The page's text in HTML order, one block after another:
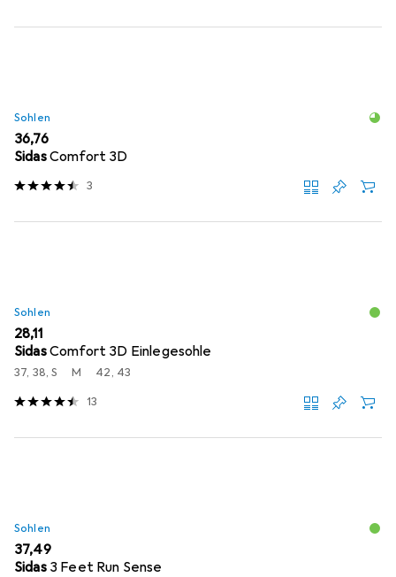
Sohlen
EUR
36,76
SidasComfort 3D
3
Sohlen
EUR
28,11
SidasComfort 3D Einlegesohle
37, 38, S M 42, 43
13
Sohlen
EUR
37,49
Sidas 3 Feet Run Sense